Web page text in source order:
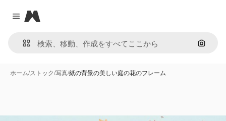
Close menu
Magnific
画像で
ホーム/ストック/写真/紙の背景の美しい庭の花のフレーム